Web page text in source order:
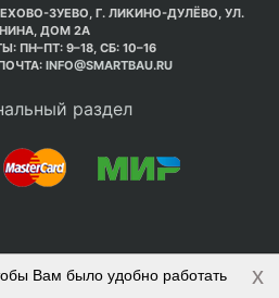
ЗУЕВО, Г. ЛИКИНО-ДУЛЁВО, УЛ.
ДОМ 2А
ПН–ПТ: 9–18, СБ: 10–16
INFO@SMARTBAU.RU
раздел
Bau ’2003-2026. Стройте
Вам было удобно работать
x